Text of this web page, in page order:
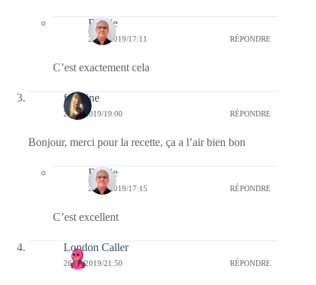
Bernie
28/08/2019/17:11 RÉPONDRE
C’est exactement cela
francine
27/08/2019/19:00 RÉPONDRE
Bonjour, merci pour la recette, ça a l’air bien bon
Bernie
28/08/2019/17:15 RÉPONDRE
C’est excellent
London Caller
26/08/2019/21:50 RÉPONDRE